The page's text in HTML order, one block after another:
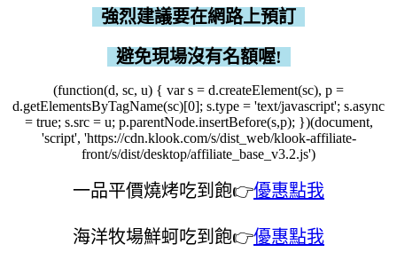
強烈建議要在網路上預訂
避免現場沒有名額喔!
(function(d, sc, u) { var s = d.createElement(sc), p =
d.getElementsByTagName(sc)[0]; s.type = 'text/javascript'; s.async
= true; s.src = u; p.parentNode.insertBefore(s,p); })(document,
'script', 'https://cdn.klook.com/s/dist_web/klook-affiliate-
front/s/dist/desktop/affiliate_base_v3.2.js')
一品平價燒烤吃到飽👉優惠點我
海洋牧場鮮蚵吃到飽👉優惠點我